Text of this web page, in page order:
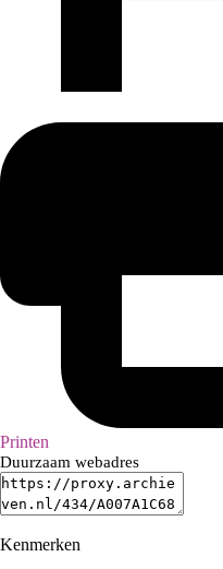
Printen
Duurzaam webadres
Kenmerken